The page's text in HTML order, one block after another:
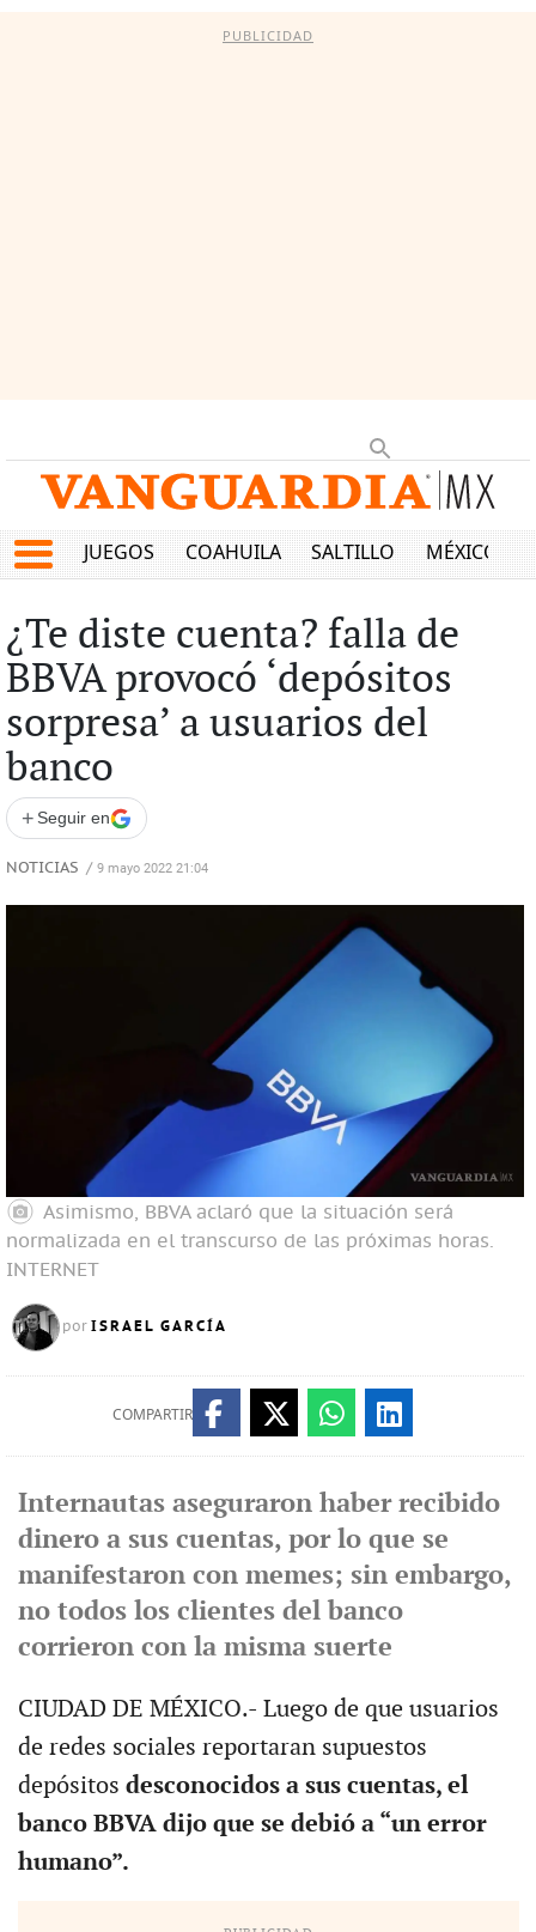
PUBLICIDAD
JUEGOS COAHUILA SALTILLO MÉXICO
¿Te diste cuenta? falla de
BBVA provocó ‘depósitos
sorpresa’ a usuarios del
banco
+ Seguir en
NOTICIAS / 9 mayo 2022 21:04
Asimismo, BBVA aclaró que la situación será
normalizada en el transcurso de las próximas horas.
INTERNET
por ISRAEL GARCÍA
COMPARTIR
Internautas aseguraron haber recibido
dinero a sus cuentas, por lo que se
manifestaron con memes; sin embargo,
no todos los clientes del banco
corrieron con la misma suerte
CIUDAD DE MÉXICO.- Luego de que usuarios
de redes sociales reportaran supuestos
depósitos desconocidos a sus cuentas, el
banco BBVA dijo que se debió a “un error
humano”.